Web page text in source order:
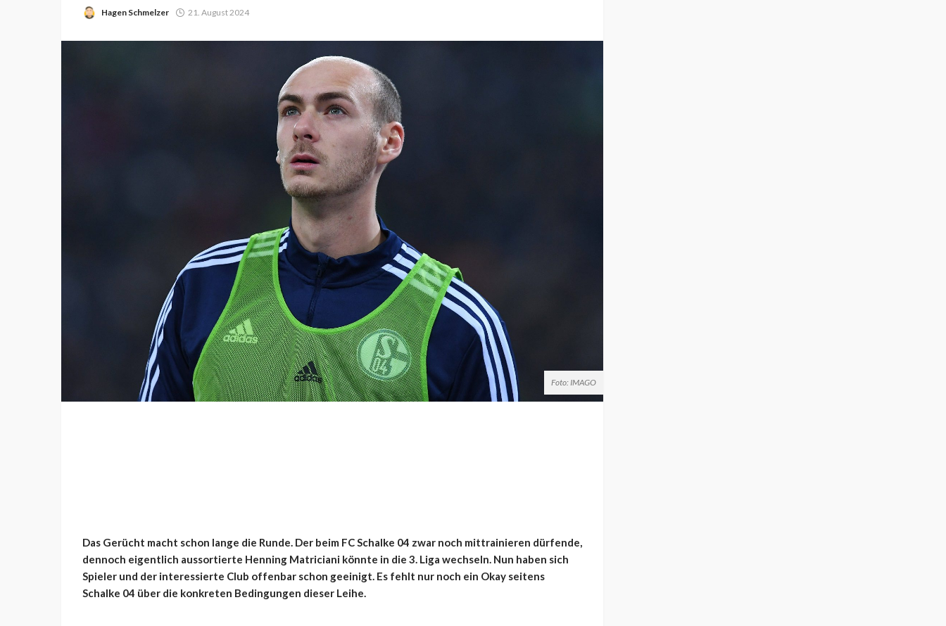
Hagen Schmelzer 21. August 2024
Foto: IMAGO
Das Gerücht macht schon lange die Runde. Der beim FC Schalke 04 zwar noch mittrainieren dürfende,
dennoch eigentlich aussortierte Henning Matriciani könnte in die 3. Liga wechseln. Nun haben sich
Spieler und der interessierte Club offenbar schon geeinigt. Es fehlt nur noch ein Okay seitens
Schalke 04 über die konkreten Bedingungen dieser Leihe.